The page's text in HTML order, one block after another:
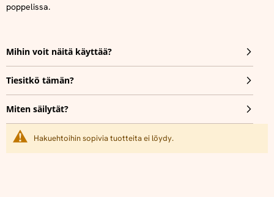
poppelissa.
Mihin voit näitä käyttää?
Tiesitkö tämän?
Miten säilytät?
Hakuehtoihin sopivia tuotteita ei löydy.